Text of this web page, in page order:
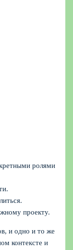
ролями
проекту.
и одно и то же
контексте и